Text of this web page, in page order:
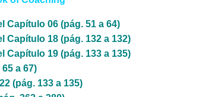
Capítulo 06 (pág. 51 a 64)
Capítulo 18 (pág. 132 a 132)
Capítulo 19 (pág. 133 a 135)
a 67)
(pág. 133 a 135)